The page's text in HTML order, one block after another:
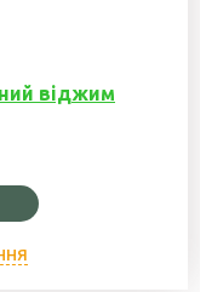
віджим